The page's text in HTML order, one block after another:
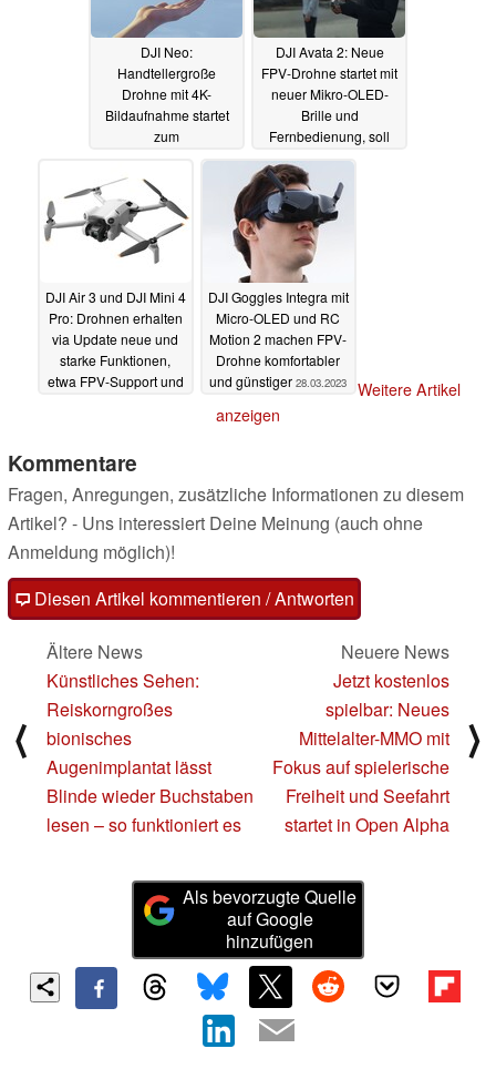
DJI Neo:
Handtellergroße
Drohne mit 4K-
Bildaufnahme startet
zum
Schnäppchenpreis und
mit KI-Funktionen,
unterstützt FPV
05.09.2024
DJI Avata 2: Neue
FPV-Drohne startet mit
neuer Mikro-OLED-
Brille und
Fernbedienung, soll
auch Anfängern
schnelle Erfolge
bringen11.04.2024
DJI Air 3 und DJI Mini 4
Pro: Drohnen erhalten
via Update neue und
starke Funktionen,
etwa FPV-Support und
DJI Goggles Integra mit
Micro-OLED und RC
Motion 2 machen FPV-
Drohne komfortabler
und günstiger 28.03.2023
Weitere Artikel
anzeigen
Kommentare
Fragen, Anregungen, zusätzliche Informationen zu diesem
Artikel? - Uns interessiert Deine Meinung (auch ohne
Anmeldung möglich)!
Diesen Artikel kommentieren / Antworten
⟨
Ältere News
Künstliches Sehen:
Reiskorngroßes
bionisches
Augenimplantat lässt
Blinde wieder Buchstaben
lesen – so funktioniert es
Neuere News
Jetzt kostenlos
spielbar: Neues
Mittelalter-MMO mit
Fokus auf spielerische
Freiheit und Seefahrt
startet in Open Alpha
⟩
Als bevorzugte Quelle
auf Google
hinzufügen